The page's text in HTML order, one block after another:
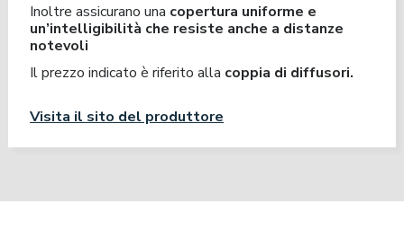
Inoltre assicurano una copertura uniforme e
un’intelligibilità che resiste anche a distanze
notevoli
Il prezzo indicato è riferito alla coppia di diffusori.
Visita il sito del produttore